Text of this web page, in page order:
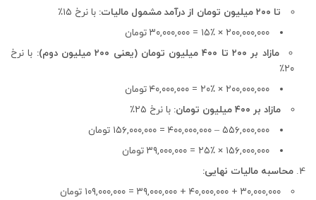
تا ۲۰۰ میلیون تومان از درآمد مشمول مالیات:
با نرخ ۱۵٪
۲۰۰,۰۰۰,۰۰۰ × ۱۵٪ = ۳۰,۰۰۰,۰۰۰ تومان
مازاد بر ۲۰۰ تا ۴۰۰ میلیون تومان (یعنی ۲۰۰ میلیون دوم):
با نرخ
۲۰٪
۲۰۰,۰۰۰,۰۰۰ × ۲۰٪ = ۴۰,۰۰۰,۰۰۰ تومان
مازاد بر ۴۰۰ میلیون تومان:
با نرخ ۲۵٪
۵۵۶,۰۰۰,۰۰۰ – ۴۰۰,۰۰۰,۰۰۰ = ۱۵۶,۰۰۰,۰۰۰ تومان
۱۵۶,۰۰۰,۰۰۰ × ۲۵٪ = ۳۹,۰۰۰,۰۰۰ تومان
محاسبه مالیات نهایی:
۳۰,۰۰۰,۰۰۰ + ۴۰,۰۰۰,۰۰۰ + ۳۹,۰۰۰,۰۰۰ = ۱۰۹,۰۰۰,۰۰۰ تومان